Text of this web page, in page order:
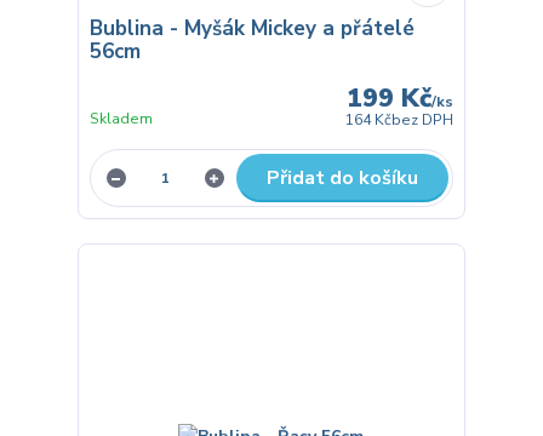
Bublina - Myšák Mickey a přátelé
56cm
199 Kč/ks
164 Kčbez DPH
Skladem
Přidat do košíku